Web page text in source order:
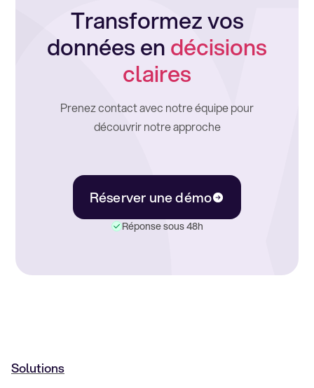
Transformez vos
données endécisions
claires
Prenez contact avec notre équipe pour
découvrir notre approche
Réserver une démo
Réponse sous 48h
Solutions